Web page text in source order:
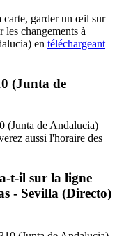
carte, garder un œil sur
les changements à
en téléchargeant
(Junta de
(Junta de Andalucia)
aussi l'horaire des
t-il sur la ligne
- Sevilla (Directo)